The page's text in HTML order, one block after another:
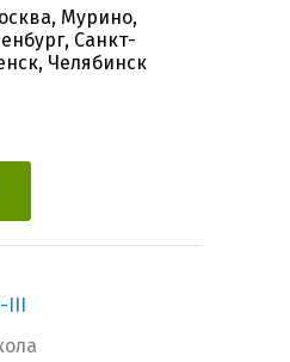
Мурино,
Санкт-
Челябинск